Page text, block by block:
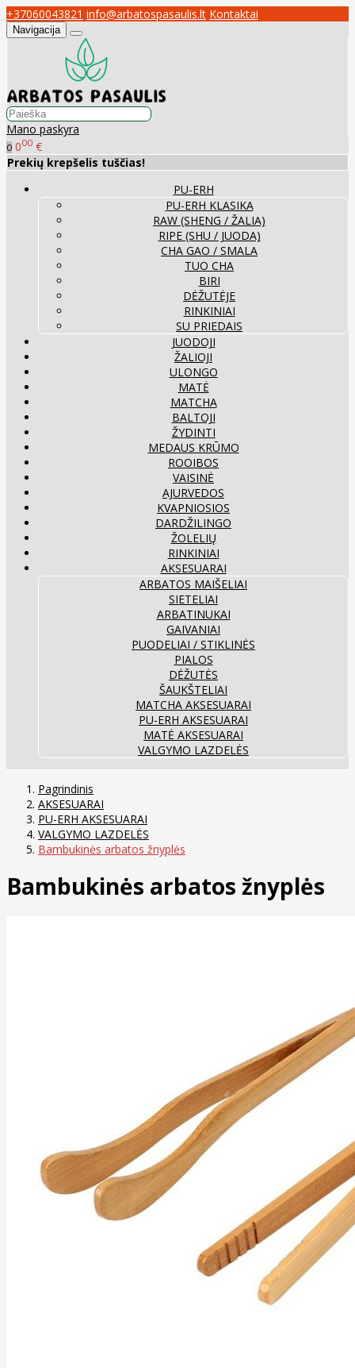
+37060043821 info@arbatospasaulis.lt Kontaktai
Navigacija
Mano paskyra
0 000 €
Prekių krepšelis tuščias!
PU-ERH
PU-ERH KLASIKA
RAW (SHENG / ŽALIA)
RIPE (SHU / JUODA)
CHA GAO / SMALA
TUO CHA
BIRI
DĖŽUTĖJE
RINKINIAI
SU PRIEDAIS
JUODOJI
ŽALIOJI
ULONGO
MATĖ
MATCHA
BALTOJI
ŽYDINTI
MEDAUS KRŪMO
ROOIBOS
VAISINĖ
AJURVEDOS
KVAPNIOSIOS
DARDŽILINGO
ŽOLELIŲ
RINKINIAI
AKSESUARAI
ARBATOS MAIŠELIAI
SIETELIAI
ARBATINUKAI
GAIVANIAI
PUODELIAI / STIKLINĖS
PIALOS
DĖŽUTĖS
ŠAUKŠTELIAI
MATCHA AKSESUARAI
PU-ERH AKSESUARAI
MATĖ AKSESUARAI
VALGYMO LAZDELĖS
Pagrindinis
AKSESUARAI
PU-ERH AKSESUARAI
VALGYMO LAZDELĖS
Bambukinės arbatos žnyplės
Bambukinės arbatos žnyplės